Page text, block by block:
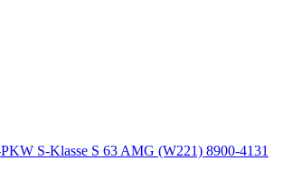
S-Klasse S 63 AMG (W221) 8900-4131